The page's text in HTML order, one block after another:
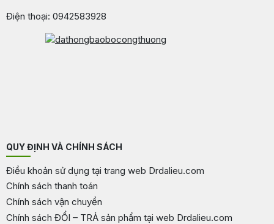
Điện thoại: 0942583928
QUY ĐỊNH VÀ CHÍNH SÁCH
Điều khoản sử dụng tại trang web Drdalieu.com
Chính sách thanh toán
Chính sách vận chuyển
Chính sách ĐỔI – TRẢ sản phẩm tại web Drdalieu.com